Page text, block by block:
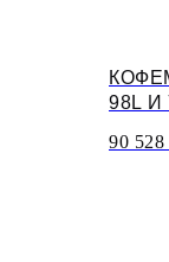
98L И
90 528